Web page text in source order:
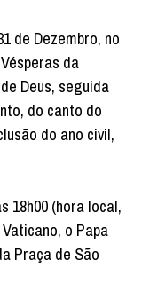
de Dezembro, no
da
Deus, seguida
do canto do
do ano civil,
18h00 (hora local,
o Papa
Praça de São